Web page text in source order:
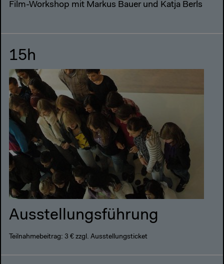
Film-Workshop mit Markus Bauer und Katja Berls
15h
Ausstellungsführung
Teilnahmebeitrag: 3 € zzgl. Ausstellungsticket